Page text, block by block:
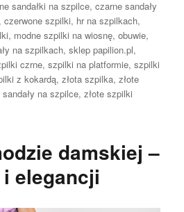
sandałki na szpilce,czarne sandały
,czerwone szpilki, hr na szpilkach,
, modne szpilki na wiosnę,obuwie,
na szpilkach,sklep papilion.pl,
czrne,szpilki na platformie,szpilki
z kokardą,złota szpilka,złote
sandały na szpilce,złote szpilki
damskiej –
elegancji